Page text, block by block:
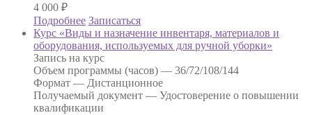
4 000 ₽
Подробнее Записаться
Курс «Виды и назначение инвентаря, материалов и
оборудования, используемых для ручной уборки»
Запись на курс
Объем программы (часов) — 36/72/108/144
Формат — Дистанционное
Получаемый документ — Удостоверение о повышении
квалификации